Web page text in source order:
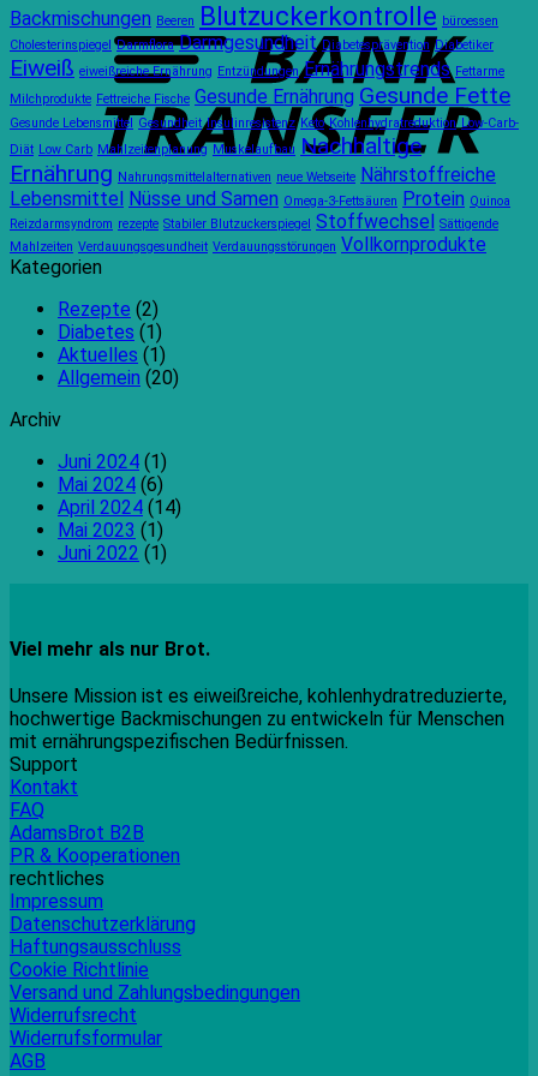
die
90-
Tage-
Regel
für
spezielle
Ernährungsbedürfnisse
Backmischungen Beeren Blutzuckerkontrolle büroessen
Cholesterinspiegel Darmflora Darmgesundheit Diabetesprävention Diabetiker
Eiweiß eiweißreiche Ernährung Entzündungen Ernährungstrends Fettarme
Milchprodukte Fettreiche Fische Gesunde Ernährung Gesunde Fette
Gesunde Lebensmittel Gesundheit Insulinresistenz Keto Kohlenhydratreduktion Low-Carb-
Diät Low Carb Mahlzeitenplanung Muskelaufbau Nachhaltige
Ernährung Nahrungsmittelalternativen neue Webseite Nährstoffreiche
Lebensmittel Nüsse und Samen Omega-3-Fettsäuren Protein Quinoa
Reizdarmsyndrom rezepte Stabiler Blutzuckerspiegel Stoffwechsel Sättigende
Mahlzeiten Verdauungsgesundheit Verdauungsstörungen Vollkornprodukte
Kategorien
Rezepte (2)
Diabetes (1)
Aktuelles (1)
Allgemein (20)
Archiv
Juni 2024 (1)
Mai 2024 (6)
April 2024 (14)
Mai 2023 (1)
Juni 2022 (1)
Viel mehr als nur Brot.
Unsere Mission ist es eiweißreiche, kohlenhydratreduzierte,
hochwertige Backmischungen zu entwickeln für Menschen
mit ernährungspezifischen Bedürfnissen.
Support
Kontakt
FAQ
AdamsBrot B2B
PR & Kooperationen
rechtliches
Impressum
Datenschutzerklärung
Haftungsausschluss
Cookie Richtlinie
Versand und Zahlungsbedingungen
Widerrufsrecht
Widerrufsformular
AGB